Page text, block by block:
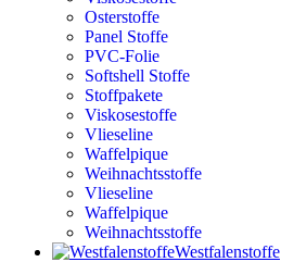
Osterstoffe
Panel Stoffe
PVC-Folie
Softshell Stoffe
Stoffpakete
Viskosestoffe
Vlieseline
Waffelpique
Weihnachtsstoffe
Vlieseline
Waffelpique
Weihnachtsstoffe
Westfalenstoffe